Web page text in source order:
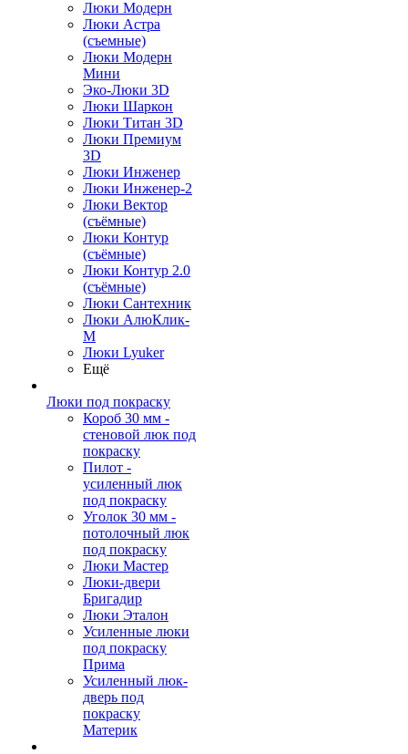
Люки Модерн
Люки Астра
(съемные)
Люки Модерн
Мини
Эко-Люки 3D
Люки Шаркон
Люки Титан 3D
Люки Премиум
3D
Люки Инженер
Люки Инженер-2
Люки Вектор
(съёмные)
Люки Контур
(съёмные)
Люки Контур 2.0
(съёмные)
Люки Сантехник
Люки АлюКлик-
М
Люки Lyuker
Ещё
Люки под покраску
Короб 30 мм -
стеновой люк под
покраску
Пилот -
усиленный люк
под покраску
Уголок 30 мм -
потолочный люк
под покраску
Люки Мастер
Люки-двери
Бригадир
Люки Эталон
Усиленные люки
под покраску
Прима
Усиленный люк-
дверь под
покраску
Материк